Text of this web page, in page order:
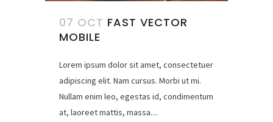
07 OCT FAST VECTOR
MOBILE
Lorem ipsum dolor sit amet, consectetuer
adipiscing elit. Nam cursus. Morbi ut mi.
Nullam enim leo, egestas id, condimentum
at, laoreet mattis, massa....